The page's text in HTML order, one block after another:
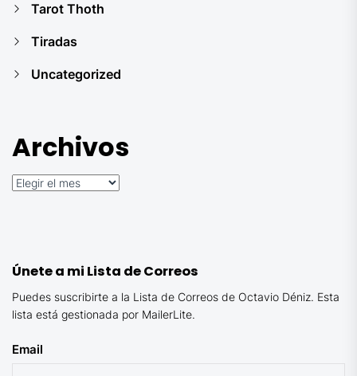
Tarot Thoth
Tiradas
Uncategorized
Archivos
Archivos
Únete a mi Lista de Correos
Puedes suscribirte a la Lista de Correos de Octavio Déniz. Esta
lista está gestionada por MailerLite.
Email